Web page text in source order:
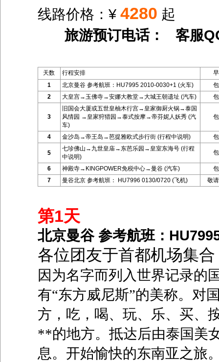
线路价格：¥ 4280 起
旅游预订电话： 客服
天数 行程安排
1
北京曼谷 参考航班：HU7995 2010-0030+1 (火车)
2
大皇宫→玉佛寺→安娜大教堂→大城王朝遗址 (汽车)
3
旧国会大厦或五世皇柚木行宫→皇家御厨火锅→泰国
风情园 →皇家狩猎园→泰式按摩→帝芬妮人妖秀 (汽
车)
4 金沙岛→帝王岛→芭提雅欧式步行街 (行程中说明)
5
七珍佛山→九世皇庙→东芭乐园→皇室东海号 (行程
中说明)
6 神殿寺→KINGPOWER免税中心→曼谷 (汽车)
7
曼谷北京 参考航班： HU7996 0130/0720 (飞机) 敬
第1天
北京曼谷 参考航班：
各位团友于首都机场集合
因为名字而列入世界记录的
有“东方威尼斯”的美称。对
方，吃，喝、玩、乐、买
**的地方。抵达后由泰国美
息。开始愉快的东南亚之旅